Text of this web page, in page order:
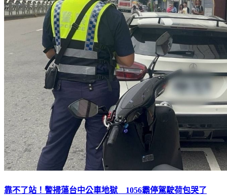
靠不了站！警掃蕩台中公車地獄 1056霸停駕駛荷包哭了